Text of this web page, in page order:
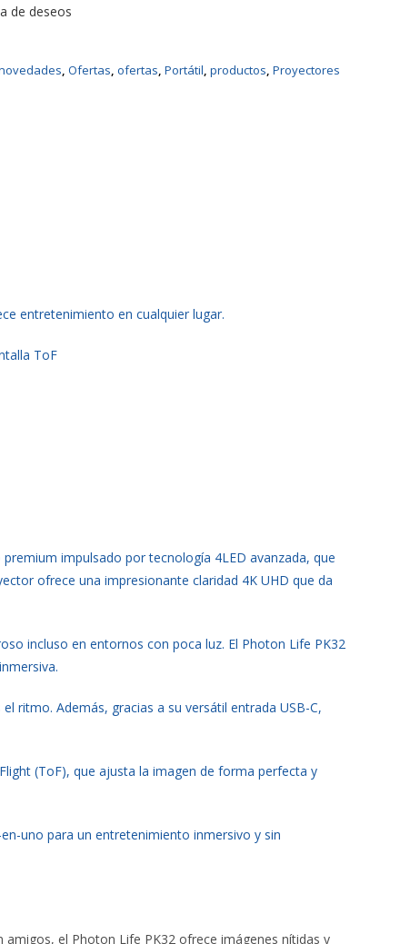
de deseos
, Ofertas, ofertas, Portátil, productos, Proyectores
entretenimiento en cualquier lugar.
ToF
impulsado por tecnología 4LED avanzada, que
ofrece una impresionante claridad 4K UHD que da
incluso en entornos con poca luz. El Photon Life PK32
ritmo. Además, gracias a su versátil entrada USB-C,
(ToF), que ajusta la imagen de forma perfecta y
uno para un entretenimiento inmersivo y sin
el Photon Life PK32 ofrece imágenes nítidas y